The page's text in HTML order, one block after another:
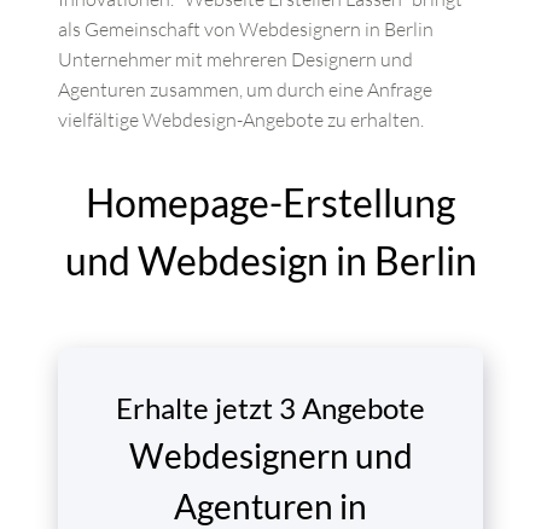
als Gemeinschaft von Webdesignern in Berlin
Unternehmer mit mehreren Designern und
Agenturen zusammen, um durch eine Anfrage
vielfältige Webdesign-Angebote zu erhalten.
Homepage-Erstellung
und Webdesign in Berlin
Erhalte jetzt 3 Angebote
Webdesignern und
Agenturen in